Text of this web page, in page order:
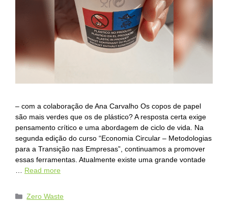
– com a colaboração de Ana Carvalho Os copos de papel
são mais verdes que os de plástico? A resposta certa exige
pensamento crítico e uma abordagem de ciclo de vida. Na
segunda edição do curso “Economia Circular – Metodologias
para a Transição nas Empresas”, continuamos a promover
essas ferramentas. Atualmente existe uma grande vontade
… Read more
Zero Waste